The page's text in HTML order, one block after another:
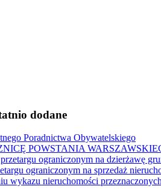
dodane
Poradnictwa Obywatelskiego
POWSTANIA
ograniczonym na dzierżawę
ograniczonym na sprzedaż
wykazu nieruchomości